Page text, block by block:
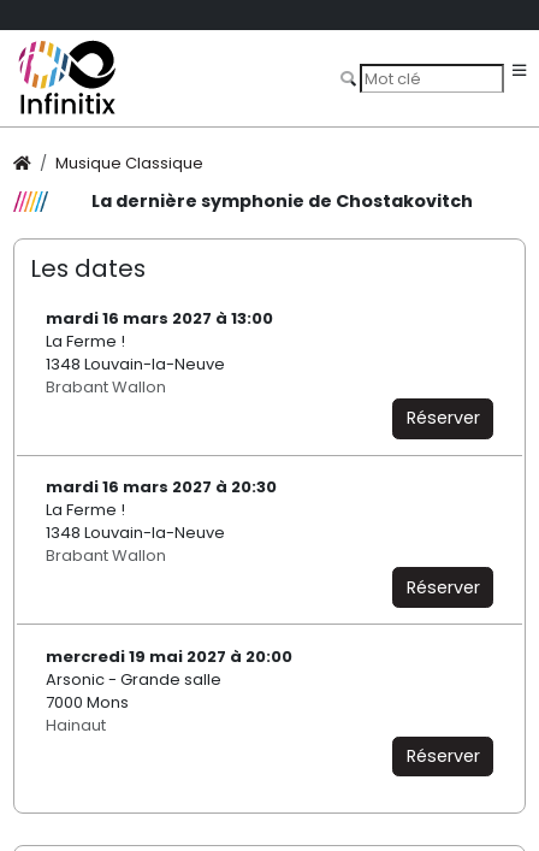
Musique Classique
La dernière symphonie de Chostakovitch
Les dates
mardi 16 mars 2027 à 13:00
La Ferme !
1348 Louvain-la-Neuve
Brabant Wallon
Réserver
mardi 16 mars 2027 à 20:30
La Ferme !
1348 Louvain-la-Neuve
Brabant Wallon
Réserver
mercredi 19 mai 2027 à 20:00
Arsonic - Grande salle
7000 Mons
Hainaut
Réserver